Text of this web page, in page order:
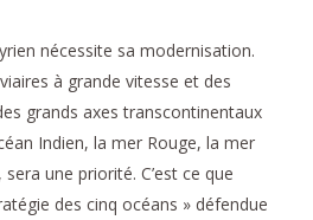
nécessite sa modernisation.
à grande vitesse et des
grands axes transcontinentaux
Indien, la mer Rouge, la mer
une priorité. C’est ce que
des cinq océans » défendue